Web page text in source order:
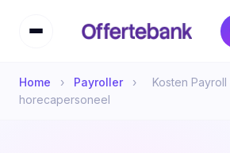
Home › Payroller ›
Kosten
horecapersoneel